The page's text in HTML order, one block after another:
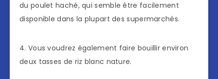
du poulet haché, qui semble être facilement
disponible dans la plupart des supermarchés.
4. Vous voudrez également faire bouillir environ
deux tasses de riz blanc nature.